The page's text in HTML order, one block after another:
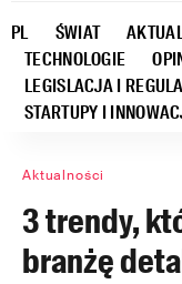
PL ŚWIAT
TECHNOLOGIE
LEGISLACJA I
STARTUPY I
Aktualności
3 trendy,
branżę